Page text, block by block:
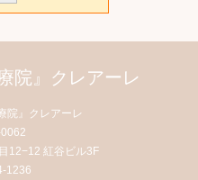
院』クレアーレ
院』クレアーレ
12−12 紅谷ビル3F
1236